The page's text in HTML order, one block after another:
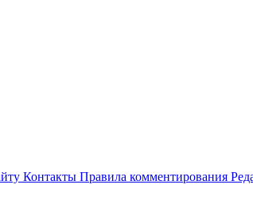
Контакты Правила комментирования